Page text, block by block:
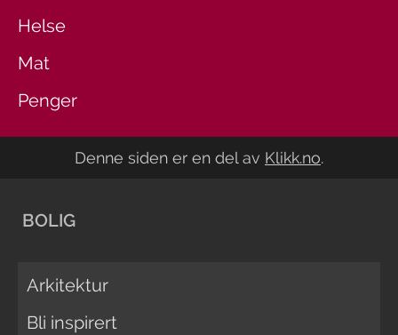
Helse
Mat
Penger
Denne siden er en del av Klikk.no.
BOLIG
Arkitektur
Bli inspirert